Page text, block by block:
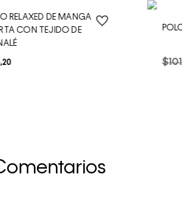
RELAXED DE MANGA
CON TEJIDO DE
,20 $101